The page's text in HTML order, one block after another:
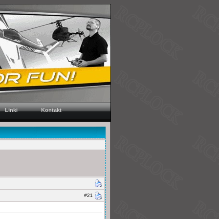
Linki Kontakt
#21